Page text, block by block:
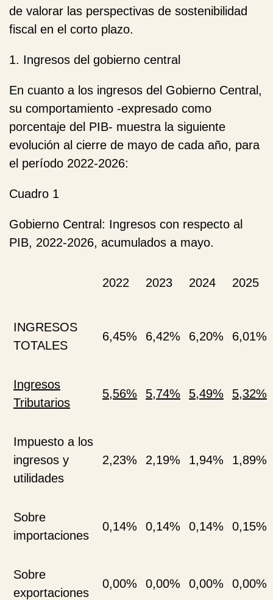
de valorar las perspectivas de sostenibilidad
fiscal en el corto plazo.
1. Ingresos del gobierno central
En cuanto a los ingresos del Gobierno Central,
su comportamiento -expresado como
porcentaje del PIB- muestra la siguiente
evolución al cierre de mayo de cada año, para
el período 2022-2026:
Cuadro 1
Gobierno Central: Ingresos con respecto al
PIB, 2022-2026, acumulados a mayo.
2022 2023 2024 2025
INGRESOS
TOTALES
6,45% 6,42% 6,20% 6,01%
Ingresos
Tributarios
5,56% 5,74% 5,49% 5,32%
Impuesto a los
ingresos y
utilidades
2,23% 2,19% 1,94% 1,89%
Sobre
importaciones
0,14% 0,14% 0,14% 0,15%
Sobre
exportaciones
0,00% 0,00% 0,00% 0,00%